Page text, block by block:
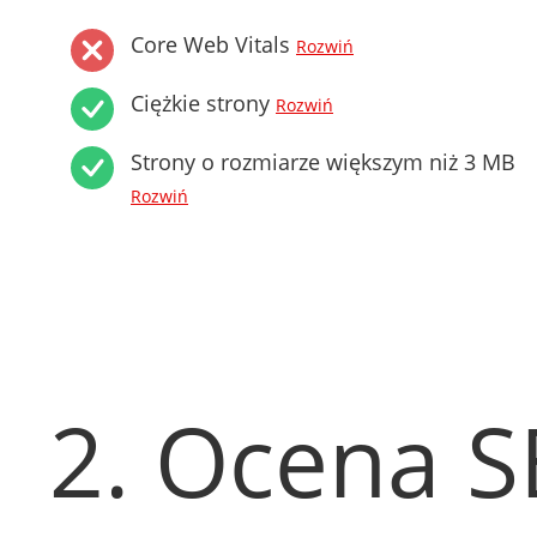
Core Web Vitals Rozwiń
Ciężkie strony Rozwiń
Strony o rozmiarze większym niż 3 MB
Rozwiń
2. Ocena